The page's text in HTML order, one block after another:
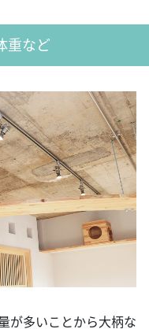
重など
が多いことから大柄な